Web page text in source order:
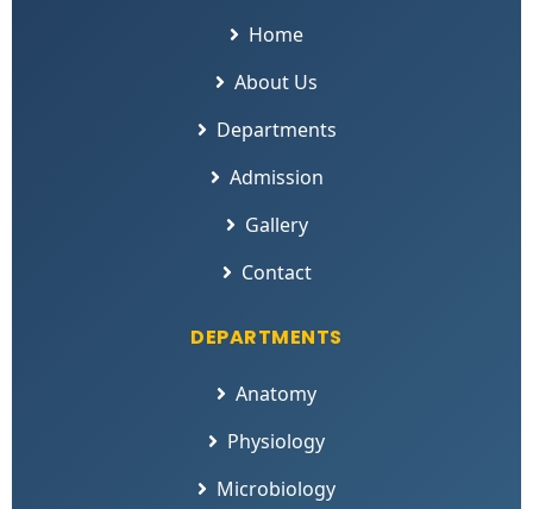
Home
About Us
Departments
Admission
Gallery
Contact
DEPARTMENTS
Anatomy
Physiology
Microbiology